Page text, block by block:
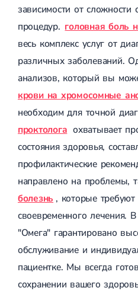
зависимости от
процедур. головная боль
весь комплекс услуг от
различных заболеваний.
анализов, который вы
крови на хромосомные
необходим для точной
проктолога охватывает
состояния здоровья,
профилактические
направлено на проблемы,
болезнь , которые требуют
своевременного лечения.
"Омега" гарантировано
обслуживание и
пациентке. Мы всегда
сохранении вашего